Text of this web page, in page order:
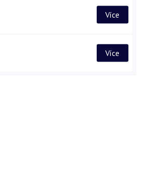
Více
Více